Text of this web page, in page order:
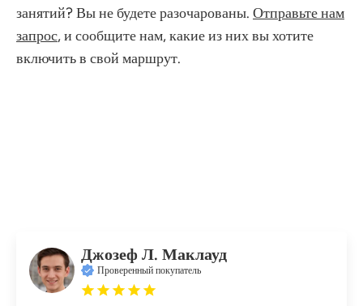
занятий? Вы не будете разочарованы. Отправьте нам
запрос, и сообщите нам, какие из них вы хотите
включить в свой маршрут.
Джозеф Л. Маклауд
Проверенный покупатель